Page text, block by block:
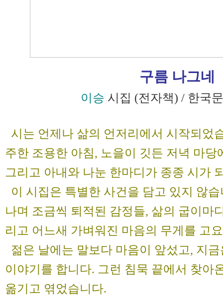
구름 나그네
이승 시집 (전자책) / 한국
시는 언제나 삶의 언저리에서 시작되었
주한 조용한 아침, 노을이 깃든 저녁 마당
그리고 아내와 나눈 한마디가 종종 시가
이 시집은 특별한 사건을 담고 있지 않
나며 조금씩 퇴적된 감정들, 삶의 굽이마
리고 어느새 가벼워진 마음의 무게를 고
젊은 날에는 말보다 마음이 앞섰고, 지
이야기를 합니다. 그런 침묵 끝에서 찾아
옮기고 엮었습니다.